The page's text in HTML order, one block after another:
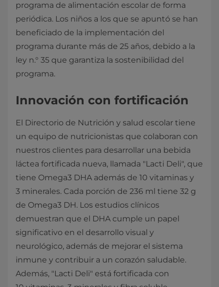
programa de alimentación escolar de forma
periódica. Los niños a los que se apuntó se han
beneficiado de la implementación del
programa durante más de 25 años, debido a la
ley n.° 35 que garantiza la sostenibilidad del
programa.
Innovación con fortificación
El Directorio de Nutrición y salud escolar tiene
un equipo de nutricionistas que colaboran con
nuestros clientes para desarrollar una bebida
láctea fortificada nueva, llamada "Lacti Deli", que
tiene Omega3 DHA además de 10 vitaminas y
3 minerales. Cada porción de 236 ml tiene 32 g
de Omega3 DH. Los estudios clínicos
demuestran que el DHA cumple un papel
significativo en el desarrollo visual y
neurológico, además de mejorar el sistema
inmune y contribuir a un corazón saludable.
Además, "Lacti Deli" está fortificada con